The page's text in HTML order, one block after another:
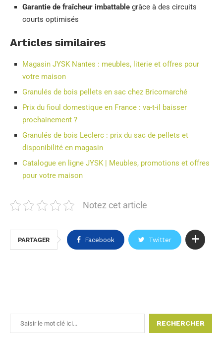
Garantie de fraîcheur imbattable grâce à des circuits
courts optimisés
Articles similaires
Magasin JYSK Nantes : meubles, literie et offres pour
votre maison
Granulés de bois pellets en sac chez Bricomarché
Prix du fioul domestique en France : va-t-il baisser
prochainement ?
Granulés de bois Leclerc : prix du sac de pellets et
disponibilité en magasin
Catalogue en ligne JYSK | Meubles, promotions et offres
pour votre maison
Notez cet article
PARTAGER Facebook Twitter
RECHERCHER